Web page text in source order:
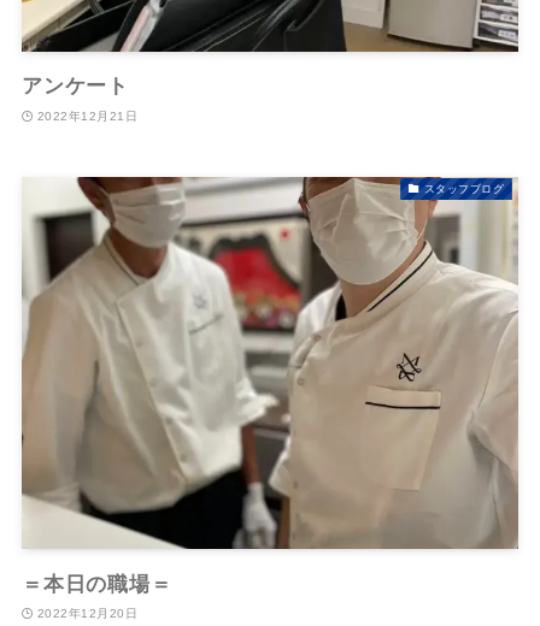
アンケート
2022年12月21日
スタッフブログ
＝本日の職場＝
2022年12月20日